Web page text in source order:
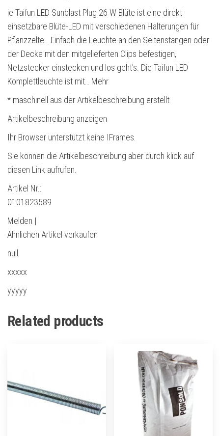
ie Taifun LED Sunblast Plug 26 W Blüte ist eine direkt
einsetzbare Blüte-LED mit verschiedenen Halterungen für
Pflanzzelte… Einfach die Leuchte an den Seitenstangen oder
der Decke mit den mitgelieferten Clips befestigen,
Netzstecker einstecken und los geht’s. Die Taifun LED
Komplettleuchte ist mit… Mehr
* maschinell aus der Artikelbeschreibung erstellt
Artikelbeschreibung anzeigen
Ihr Browser unterstützt keine IFrames.
Sie können die Artikelbeschreibung aber durch klick auf
diesen Link aufrufen.
Artikel Nr.:
0101823589
Melden |
Ähnlichen Artikel verkaufen
null
xxxxx
yyyyy
Related products